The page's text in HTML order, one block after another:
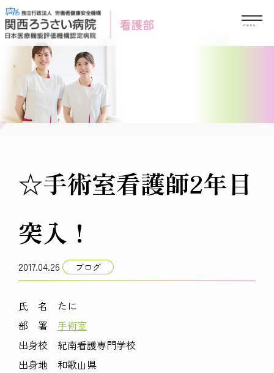
Skip
to
content
☆手術室看護師2年目
突入！
2017.04.26 ブログ
氏 名 たに
部 署 手術室
出身校 紀南看護専門学校
出身地 和歌山県